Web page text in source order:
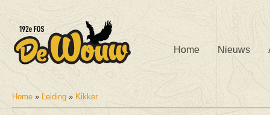
Home Nieuws
U bent hier
Home » Leiding » Kikker